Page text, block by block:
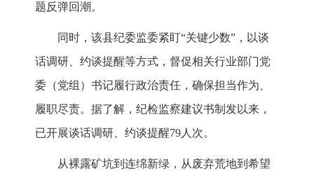
题反弹回潮。
同时，该县纪委监委紧盯“关键少数”，以谈
话调研、约谈提醒等方式，督促相关行业部门党
委（党组）书记履行政治责任，确保担当作为、
履职尽责。据了解，纪检监察建议书制发以来，
已开展谈话调研、约谈提醒79人次。
从裸露矿坑到连绵新绿，从废弃荒地到希望